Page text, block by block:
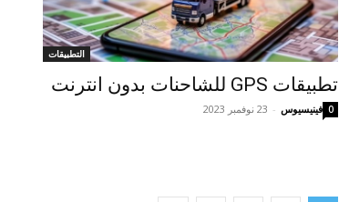
التطبيقات
تطبيقات GPS للشاحنات بدون انترنت
فينيسيوس - 23 نوفمبر 2023 0